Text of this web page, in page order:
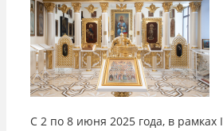
С 2 по 8 июня 2025 года, в рамках